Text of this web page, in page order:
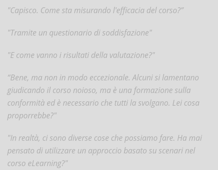
"Capisco. Come sta misurando l'efficacia del corso?”
"Tramite un questionario di soddisfazione"
"E come vanno i risultati della valutazione?"
“Bene, ma non in modo eccezionale. Alcuni si lamentano
giudicando il corso noioso, ma è una formazione sulla
conformità ed è necessario che tutti la svolgano. Lei cosa
proporrebbe?"
"In realtà, ci sono diverse cose che possiamo fare. Ha mai
pensato di utilizzare un approccio basato su scenari nel
corso eLearning?"